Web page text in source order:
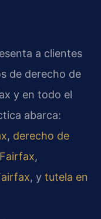
a clientes
de derecho de
y en todo el
abarca:
, derecho de
,
, y tutela en